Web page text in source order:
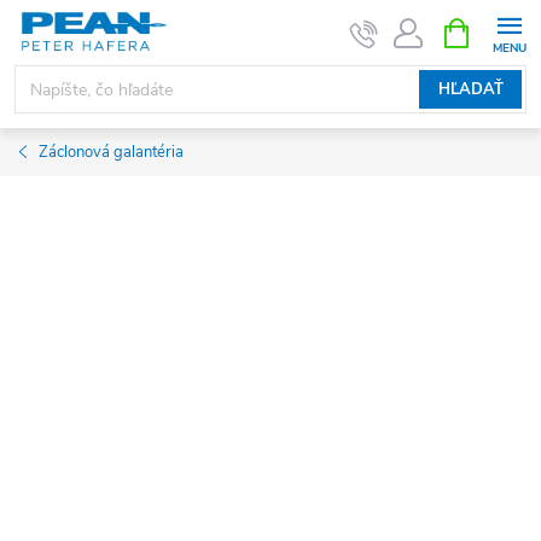
Prejsť
obsah
HĽADAŤ
KOŠÍK
Záclonová galantéria